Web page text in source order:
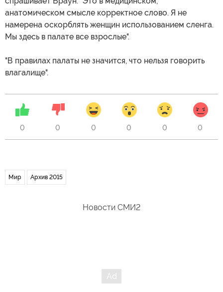
анатомическом смысле корректное слово. Я не
намерена оскорблять женщин использованием сленга.
Мы здесь в палате все взрослые".
"В правилах палаты не значится, что нельзя говорить
влагалище".
0 0 0 0 0 0
Мир Архив 2015
Новости СМИ2